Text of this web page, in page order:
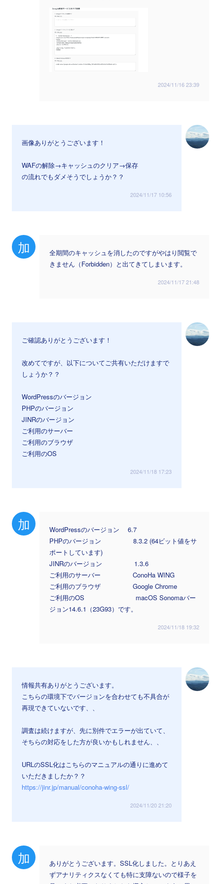
2024/11/16 23:39
画像ありがとうございます！
WAFの解除→キャッシュのクリア→保存
の流れでもダメそうでしょうか？？
2024/11/17 10:56
加
全期間のキャッシュを消したのですがやはり閲覧で
きません（Forbidden）と出てきてしまいます。
2024/11/17 21:48
ご確認ありがとうございます！
改めてですが、以下についてご共有いただけますで
しょうか？？
WordPressのバージョン
PHPのバージョン
JINRのバージョン
ご利用のサーバー
ご利用のブラウザ
ご利用のOS
2024/11/18 17:23
加
WordPressのバージョン 6.7
PHPのバージョン 8.3.2 (64ビット値をサ
ポートしています)
JINRのバージョン 1.3.6
ご利用のサーバー ConoHa WING
ご利用のブラウザ Google Chrome
ご利用のOS macOS Sonomaバー
ジョン14.6.1（23G93）です。
2024/11/18 19:32
情報共有ありがとうございます。
こちらの環境下でバージョンを合わせても不具合が
再現できていないです、、
調査は続けますが、先に別件でエラーが出ていて、
そちらの対応をした方が良いかもしれません、、
URLのSSL化はこちらのマニュアルの通りに進めて
いただきましたか？？
https://jinr.jp/manual/conoha-wing-ssl/
2024/11/20 21:20
加
ありがとうございます。SSL化しました。とりあえ
ずアナリティクスなくても特に支障ないので様子を